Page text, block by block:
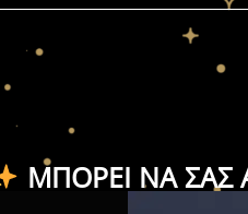
ΜΠΟΡΕΊ ΝΑ ΣΑΣ